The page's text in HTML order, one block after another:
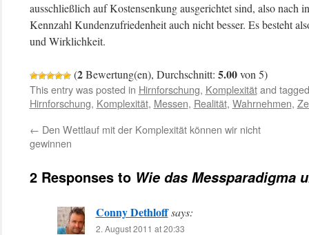
ausschließlich auf Kostensenkung ausgerichtet sind, also nach
Kennzahl Kundenzufriedenheit auch nicht besser. Es besteht
und Wirklichkeit.
(2Bewertung(en), Durchschnitt: 5.00von 5)
This entry was posted in Hirnforschung, Komplexitätand
Hirnforschung, Komplexität, Messen, Realität, Wahrnehmen,
← Den Wettlauf mit der Komplexität können wir nicht
gewinnen
2 Responses to Wie das Messparadigma
Conny Dethloff says:
2. August 2011 at 20:33